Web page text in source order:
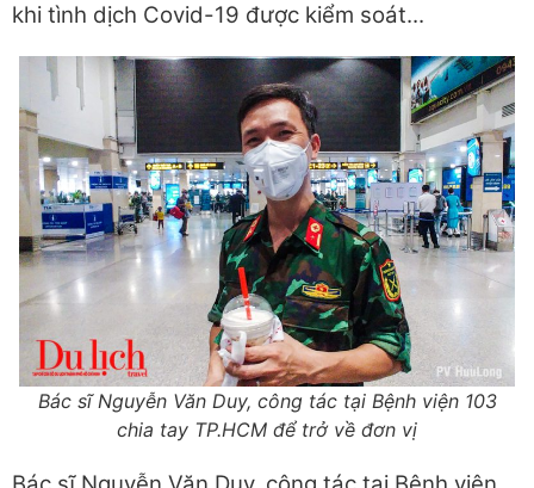
khi tình dịch Covid-19 được kiểm soát...
Bác sĩ Nguyễn Văn Duy, công tác tại Bệnh viện 103
chia tay TP.HCM để trở về đơn vị